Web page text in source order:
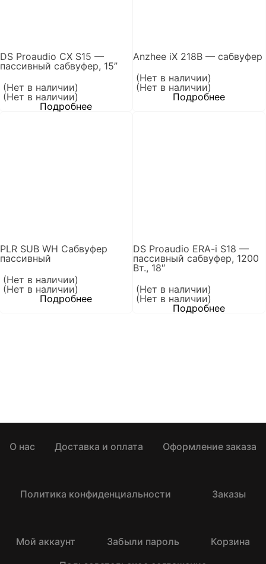
DS Proaudio CX S15 —
пассивный сабвуфер, 15”
(Нет в наличии)
(Нет в наличии)
Подробнее
Anzhee iX 218B — сабвуфер
(Нет в наличии)
(Нет в наличии)
Подробнее
PLR SUB WH Сабвуфер
пассивный
(Нет в наличии)
(Нет в наличии)
Подробнее
DS Proaudio ERA-i S18 —
пассивный сабвуфер, 1200
Вт., 18″
(Нет в наличии)
(Нет в наличии)
Подробнее
О нас Доставка и оплата Оформление заказа
Политика конфиденциальности Заказы
Мой аккаунт Забыли пароль
Корзина